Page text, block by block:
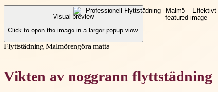
Visual preview
Click to open the image in a larger popup view.
Flyttstädning Malmörengöra matta
Vikten av noggrann flyttstädning